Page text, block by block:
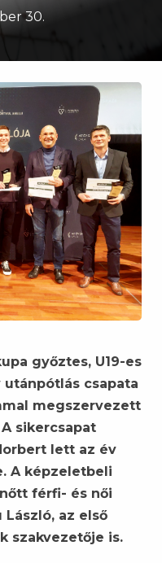
30.
győztes, U19-es
csapata
megszervezett
sikercsapat
lett az év
A képzeletbeli
férfi- és női
az első
szakvezetője is.